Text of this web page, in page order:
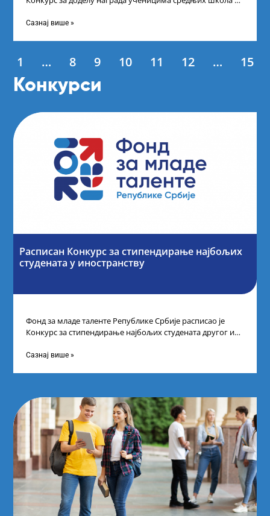
Сазнај више »
1 … 8 9 10 11 12 … 15
Конкурси
Расписан Конкурс за стипендирање најбољих
студената у иностранству
Фонд за младе таленте Републике Србије расписао је
Конкурс за стипендирање најбољих студената другог и
Сазнај више »